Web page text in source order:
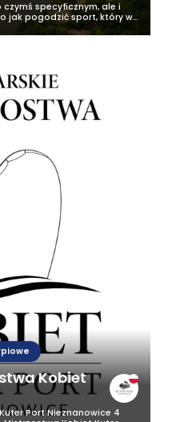
specyficznym, ale i
jak pogodzić sport, który w
z hałasem, oraz
Kobiet
Port Nieznanowice 4